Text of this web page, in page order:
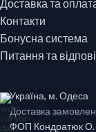
Доставка та
Контакти
Бонусна система
Питання та
Україна, м. Одеса
Доставка
ФОП Кондратюк